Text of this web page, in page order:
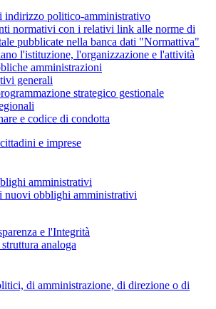
indirizzo politico-amministrativo
normativi con i relativi link alle norme di
pubblicate nella banca dati "Normattiva"
l'istituzione, l'organizzazione e l'attività
amministrazioni
generali
strategico gestionale
e codice di condotta
e imprese
amministrativi
nuovi obblighi amministrativi
e l'Integrità
analoga
di amministrazione, di direzione o di